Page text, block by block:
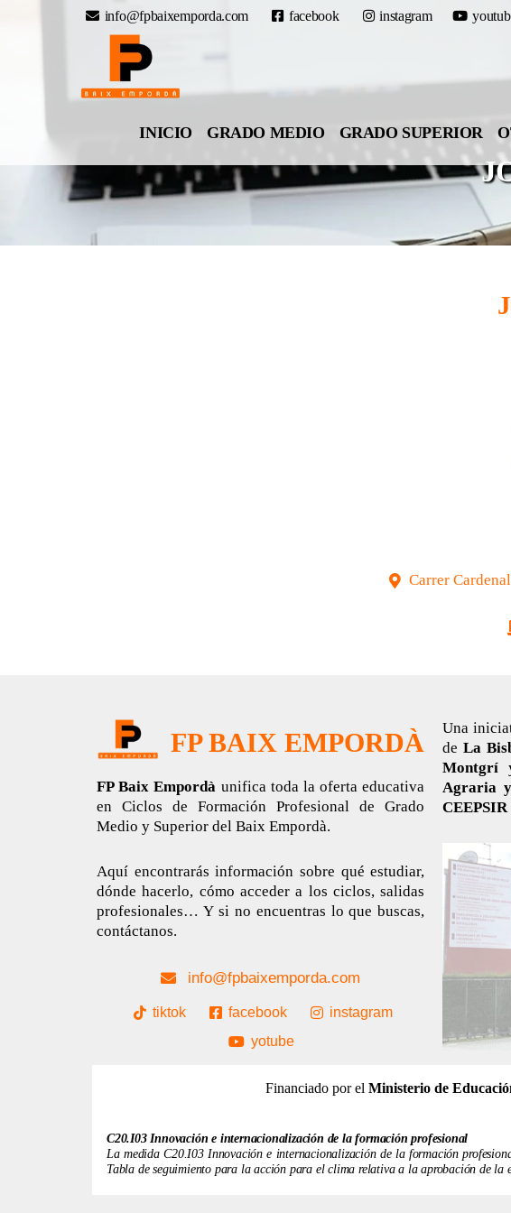
info@fpbaixemporda.com facebook instagram
INICIO GRADO MEDIO GRADO SUPERIOR
Carrer
FP BAIX EMPORDÀ
FP Baix Empordà unifica toda la oferta educativa
en Ciclos de Formación Profesional de Grado
Medio y Superior del Baix Empordà.
Aquí encontrarás información sobre qué estudiar,
dónde hacerlo, cómo acceder a los ciclos, salidas
profesionales… Y si no encuentras lo que buscas,
contáctanos.
info@fpbaixemporda.com
tiktok facebook
instagram
yotube
Una
deLa
Montgrí
Agraria
Financiado por el Ministerio de
C20.I03 Innovación e internacionalización de la formación profesional
La medida C20.I03 Innovación e internacionalización de la formación
Tabla de seguimiento para la acción para el clima relativa a la aprobación de